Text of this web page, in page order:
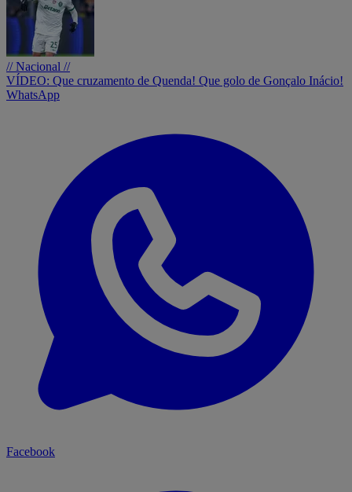
// Nacional //
VÍDEO: Que cruzamento de Quenda! Que golo de Gonçalo Inácio!
WhatsApp
Facebook